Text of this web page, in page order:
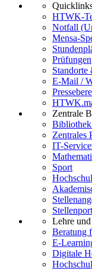
HTWK-
Notfall
Mensa-
Prüfungen
Standorte
E-Mail /
Zentrale
Zentrales
IT-
Sport
Lehre
Beratung
E-
Digitale